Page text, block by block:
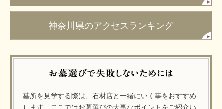
神奈川県のアクセスランキング
墓所を見学する際は、石材店と一緒にいく事をおすすめ
します。ここではお墓選びの大事なポイントをご紹介い